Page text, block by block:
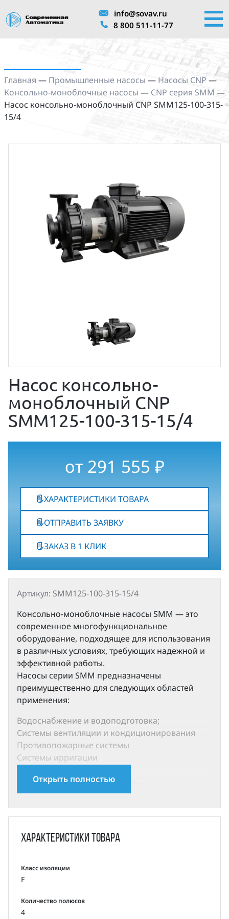
info@sovav.ru
8 800 511-11-77
Главная — Промышленные насосы — Насосы CNP —
Консольно-моноблочные насосы — CNP серия SMM —
Насос консольно-моноблочный CNP SMM125-100-315-
15/4
Насос консольно-
моноблочный CNP
SMM125-100-315-15/4
от 291 555 ₽
ХАРАКТЕРИСТИКИ ТОВАРА
ОТПРАВИТЬ ЗАЯВКУ
ЗАКАЗ В 1 КЛИК
Артикул: SMM125-100-315-15/4
Консольно-моноблочные насосы SMM — это
современное многофункциональное
оборудование, подходящее для использования
в различных условиях, требующих надежной и
эффективной работы.
Насосы серии SMM предназначены
преимущественно для следующих областей
применения:
Водоснабжение и водоподготовка;
Системы вентиляции и кондиционирования
Противопожарные системы
Системы ирригации
Химическая промышленность
и четырехполюсными электродвигателями
охлаждением со следующими электрическими
Степень защиты: IP55
Класс изоляции: F
Класс энергоэффективности: IE2 (IE3 по запросу)
Частота: 50 Гц
Открыть полностью
Характеристики товара
Класс изоляции
F
Количество полюсов
4